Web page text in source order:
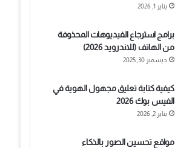
يناير 1, 2026
برامج استرجاع الفيديوهات المحذوفة
من الهاتف (للاندرويد 2026)
ديسمبر 30, 2025
كيفية كتابة تعليق مجهول الهوية في
الفيس بوك 2026
يناير 2, 2026
مواقع تحسين الصور بالذكاء